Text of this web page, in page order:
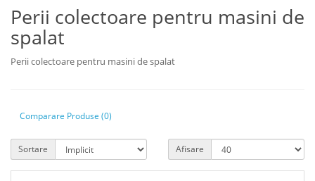
Perii colectoare pentru masini de
spalat
Perii colectoare pentru masini de spalat
Comparare Produse (0)
Sortare Afisare